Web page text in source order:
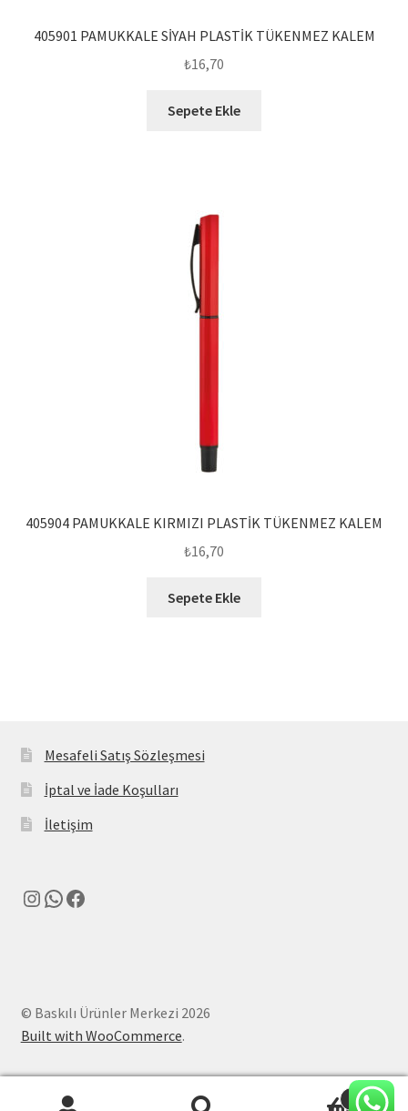
405901 PAMUKKALE SİYAH PLASTİK TÜKENMEZ KALEM
₺16,70
Sepete Ekle
405904 PAMUKKALE KIRMIZI PLASTİK TÜKENMEZ KALEM
₺16,70
Sepete Ekle
Mesafeli Satış Sözleşmesi
İptal ve İade Koşulları
İletişim
Instagram
WhatsApp
Facebook
© Baskılı Ürünler Merkezi 2026
Built with WooCommerce.